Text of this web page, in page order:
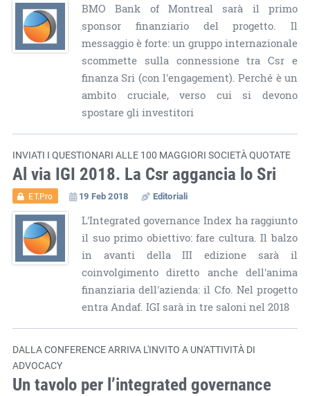
BMO Bank of Montreal sarà il primo
sponsor finanziario del progetto. Il
messaggio è forte: un gruppo internazionale
scommette sulla connessione tra Csr e
finanza Sri (con l'engagement). Perché è un
ambito cruciale, verso cui si devono
spostare gli investitori
INVIATI I QUESTIONARI ALLE 100 MAGGIORI SOCIETÀ QUOTATE
Al via IGI 2018. La Csr aggancia lo Sri
ET.Pro 19 Feb 2018 Editoriali
L'Integrated governance Index ha raggiunto
il suo primo obiettivo: fare cultura. Il balzo
in avanti della III edizione sarà il
coinvolgimento diretto anche dell'anima
finanziaria dell'azienda: il Cfo. Nel progetto
entra Andaf. IGI sarà in tre saloni nel 2018
DALLA CONFERENCE ARRIVA L'INVITO A UN'ATTIVITÀ DI
ADVOCACY
Un tavolo per l’integrated governance